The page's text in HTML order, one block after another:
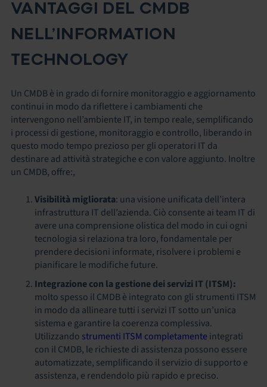
VANTAGGI DEL CMDB
NELL’INFORMATION
TECHNOLOGY
Un CMDB è in grado di fornire monitoraggio e aggiornamento
continui in modo da riflettere i cambiamenti che
intervengono nell’ambiente IT, in tempo reale, semplificando
i processi di gestione, monitoraggio e controllo, liberando in
questo modo tempo prezioso per gli operatori IT da
destinare ad attività strategiche e con valore aggiunto. Inoltre
un CMDB, offre:,
Visibilità migliorata: una visione unificata dell’intera
infrastruttura IT dell’azienda. Ciò consente ai team IT di
avere una comprensione olistica del modo in cui ogni
tecnologia si relaziona tra loro, fondamentale per
prendere decisioni informate, risolvere i problemi e
pianificare le modifiche future.
Integrazione con la gestione dei servizi IT (ITSM):
molto spesso il CMDB è integrato con gli strumenti ITSM
in modo da allineare tutti i servizi IT sotto un’unica
sistema e garantire la coerenza complessiva.
Utilizzando strumenti ITSM completamente integrati
con il CMDB, le richieste di assistenza possono essere
automatizzate, semplificando il servizio di supporto e
assistenza, e rendendolo più rapido e preciso.